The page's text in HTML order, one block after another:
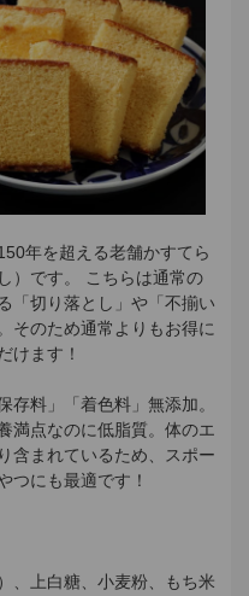
年を超える老舗かすてら
）です。 こちらは通常の
「切り落とし」や「不揃い
そのため通常よりもお得に
けます！
存料」「着色料」無添加。
満点なのに低脂質。体のエ
含まれているため、スポー
つにも最適です！
、上白糖、小麦粉、もち米